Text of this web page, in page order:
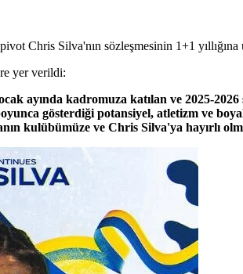
Chris Silva'nın sözleşmesinin 1+1 yıllığına
yer verildi:
ayında kadromuza katılan ve 2025-
gösterdiği potansiyel, atletizm ve
kulübümüze ve Chris Silva'ya hayırlı